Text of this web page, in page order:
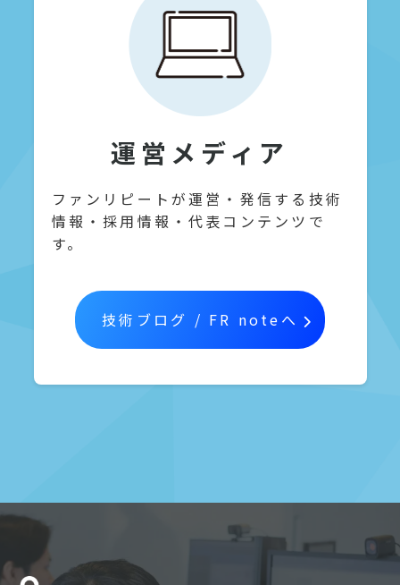
運営メディア
ファンリピートが運営・発信する技術
情報・採用情報・代表コンテンツで
す。
技術ブログ / FR noteへ